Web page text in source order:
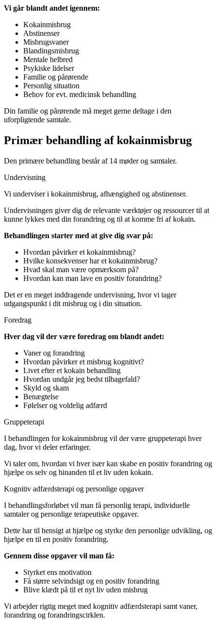
Vi går blandt andet igennem:
Kokainmisbrug
Abstinenser
Misbrugsvaner
Blandingsmisbrug
Mentale helbred
Psykiske lidelser
Familie og pårørende
Personlig situation
Behov for evt. medicinsk behandling
Din familie og pårørende må meget gerne deltage i den
uforpligtende samtale.
Primær behandling af kokainmisbrug
Den primære behandling består af 14 møder og samtaler.
Undervisning
Vi underviser i kokainmisbrug, afhængighed og abstinenser.
Undervisningen giver dig de relevante værktøjer og ressourcer til at
kunne lykkes med din forandring og til at komme fri af kokain.
Behandlingen starter med at give dig svar på:
Hvordan påvirker et kokainmisbrug?
Hvilke konsekvenser har et kokainmisbrug?
Hvad skal man være opmærksom på?
Hvordan kan man lave en positiv forandring?
Det er en meget inddragende undervisning, hvor vi tager
udgangspunkt i dit misbrug og i din situation.
Foredrag
Hver dag vil der være foredrag om blandt andet:
Vaner og forandring
Hvordan påvirker et misbrug kognitivt?
Livet efter et kokain behandling
Hvordan undgår jeg bedst tilbagefald?
Skyld og skam
Benægtelse
Følelser og voldelig adfærd
Gruppeterapi
I behandlingen for kokainmisbrug vil der være gruppeterapi hver
dag, hvor vi deler erfaringer.
Vi taler om, hvordan vi hver især kan skabe en positiv forandring og
hjælpe os selv og hinanden til et liv uden kokain.
Kognitiv adfærdsterapi og personlige opgaver
I behandlingsforløbet vil man få personlig terapi, individuelle
samtaler og personlige terapeutiske opgaver.
Dette har til hensigt at hjælpe og styrke den personlige udvikling, og
hjælpe en til en positiv forandring.
Gennem disse opgaver vil man få:
Styrket ens motivation
Få større selvindsigt og en positiv forandring
Blive klædt på til et nyt liv uden misbrug
Vi arbejder rigtig meget med kognitiv adfærdsterapi samt vaner,
forandring og forandringscirklen.